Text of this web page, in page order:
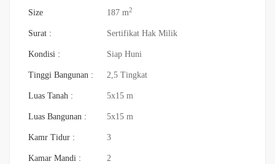
Size 187 m2
Surat : Sertifikat Hak Milik
Kondisi : Siap Huni
Tinggi Bangunan : 2,5 Tingkat
Luas Tanah : 5x15 m
Luas Bangunan : 5x15 m
Kamr Tidur : 3
Kamar Mandi : 2